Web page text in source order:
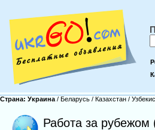
Страна: Украина / Беларусь / Казахстан /
Работа за рубежом